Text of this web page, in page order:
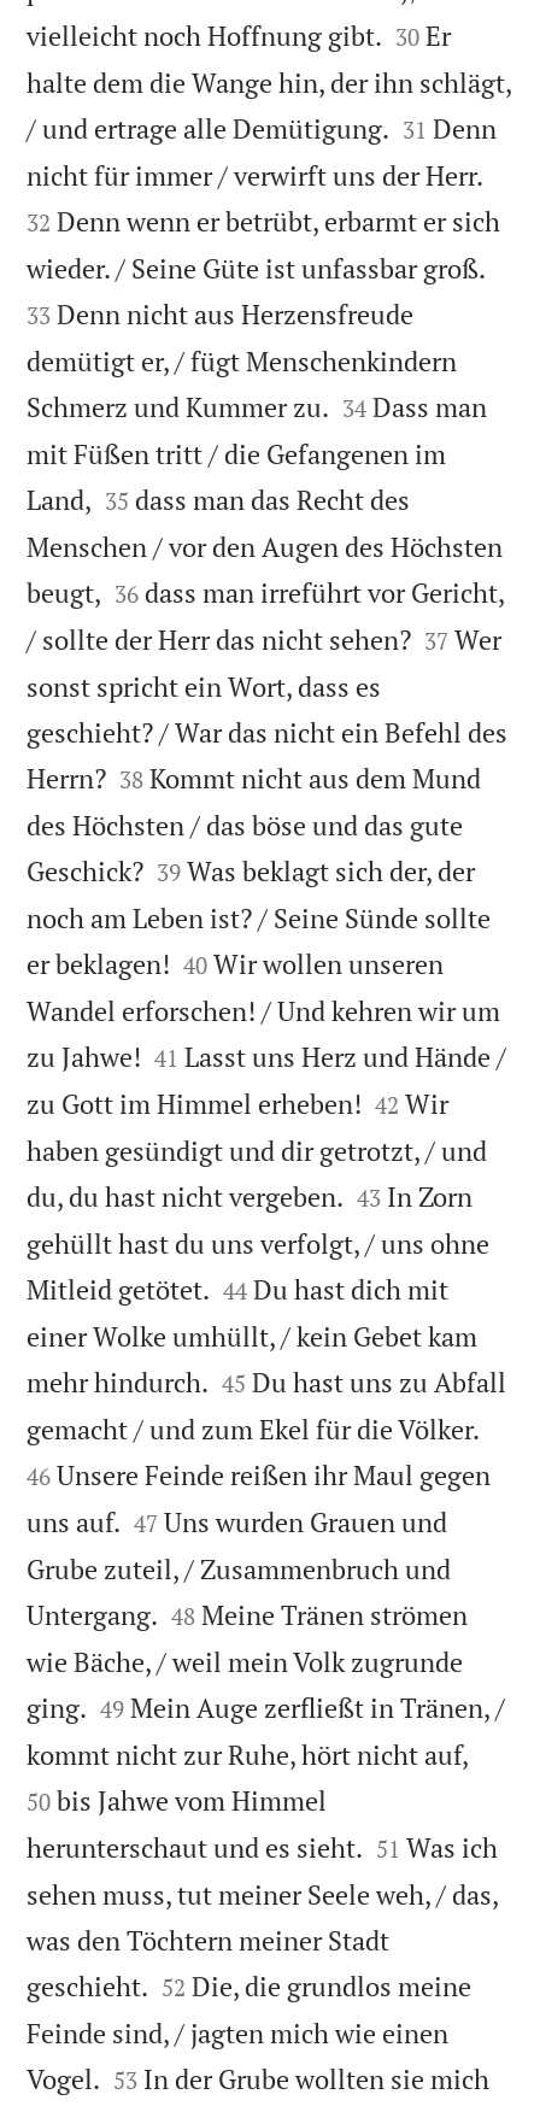
vielleicht noch Hoffnung gibt. 

30 Er
halte dem die Wange hin, der ihn schlägt,
/ und ertrage alle Demütigung. 

31 Denn
nicht für immer / verwirft uns der Herr.
32 Denn wenn er betrübt, erbarmt er sich
wieder. / Seine Güte ist unfassbar groß.
33 Denn nicht aus Herzensfreude
demütigt er, / fügt Menschenkindern
Schmerz und Kummer zu. 

34 Dass man
mit Füßen tritt / die Gefangenen im
Land, 

35 dass man das Recht des
Menschen / vor den Augen des Höchsten
beugt, 

36 dass man irreführt vor Gericht,
/ sollte der Herr das nicht sehen?
37 Wer
sonst spricht ein Wort, dass es
geschieht? / War das nicht ein Befehl des
Herrn?
38 Kommt nicht aus dem Mund
des Höchsten / das böse und das gute
Geschick?
39 Was beklagt sich der, der
noch am Leben ist? / Seine Sünde sollte
er beklagen! 

40 Wir wollen unseren
Wandel erforschen! / Und kehren wir um
zu Jahwe! 

41 Lasst uns Herz und Hände /
zu Gott im Himmel erheben! 

42 Wir
haben gesündigt und dir getrotzt, / und
du, du hast nicht vergeben. 

43 In Zorn
gehüllt hast du uns verfolgt, / uns ohne
Mitleid getötet. 

44 Du hast dich mit
einer Wolke umhüllt, / kein Gebet kam
mehr hindurch. 

45 Du hast uns zu Abfall
gemacht / und zum Ekel für die Völker.
46 Unsere Feinde reißen ihr Maul gegen
uns auf. 

47 Uns wurden Grauen und
Grube zuteil, / Zusammenbruch und
Untergang. 

48 Meine Tränen strömen
wie Bäche, / weil mein Volk zugrunde
ging. 

49 Mein Auge zerfließt in Tränen, /
kommt nicht zur Ruhe, hört nicht auf,
50 bis Jahwe vom Himmel
herunterschaut und es sieht. 

51 Was ich
sehen muss, tut meiner Seele weh, / das,
was den Töchtern meiner Stadt
geschieht. 

52 Die, die grundlos meine
Feinde sind, / jagten mich wie einen
Vogel. 

53 In der Grube wollten sie mich